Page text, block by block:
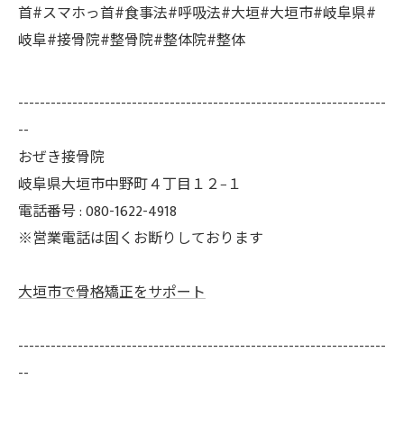
首#スマホっ首#食事法#呼吸法#大垣#大垣市#岐阜県#
岐阜#接骨院#整骨院#整体院#整体
--------------------------------------------------------------------
--
おぜき接骨院
岐阜県大垣市中野町４丁目１２−１
電話番号 : 080-1622-4918
※営業電話は固くお断りしております
大垣市で骨格矯正をサポート
--------------------------------------------------------------------
--